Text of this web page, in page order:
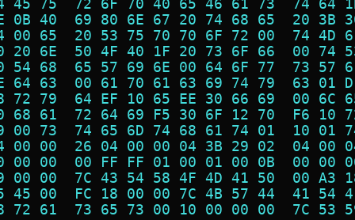
45 75  72 6F 70 40 65 46 61 73  74
0B 40  69 80 6E 67 20 74 68 65  20
00 65  20 53 75 70 70 6F 72 00  74
20 6E  50 4F 40 1F 20 73 6F 66  00
54 68  65 57 69 6E 00 64 6F 77  73
64 63  00 61 70 61 63 69 74 79  63
72 79  64 EF 10 65 EE 30 66 69  00
68 61  72 64 69 F5 30 6F 12 70  F6
00 73  74 65 6D 74 68 61 74 01  10
00 00  26 04 00 00 04 3B 29 02  04
00 00  00 FF FF 01 00 01 00 0B  00
00 00  7C 43 54 58 4F 4D 41 50  00
45 00  FC 18 00 00 7C 4B 57 44  41
72 61  73 65 73 00 10 00 00 00  7C